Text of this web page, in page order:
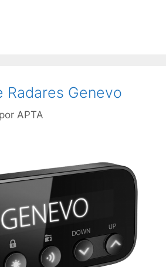
Radares Genevo
por APTA